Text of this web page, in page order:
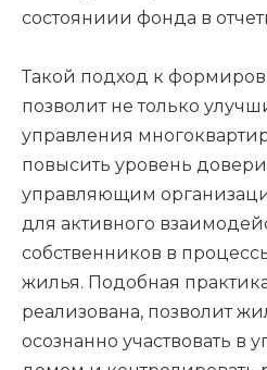
состояниии фонда в
Такой подход к
позволит не только
управления
повысить уровень
управляющим
для активного
собственников в
жилья. Подобная
реализована, позволит
осознанно участвовать в